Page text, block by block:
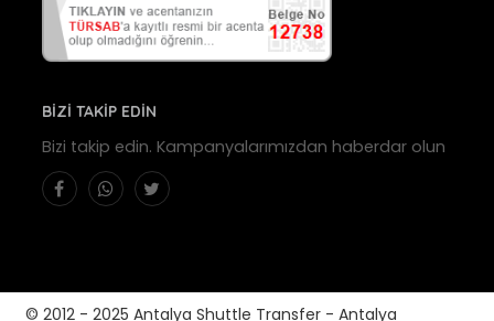
BİZİ TAKİP EDİN
Bizi takip edin. Kampanyalarımızdan haberdar olun
© 2012 - 2025 Antalya Shuttle Transfer - Antalya